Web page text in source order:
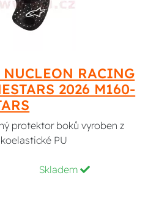
RACING
2026 M160-
protektor boků vyroben z
PU
Skladem